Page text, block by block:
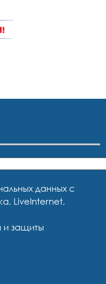
данных с
LiveInternet,
и защиты